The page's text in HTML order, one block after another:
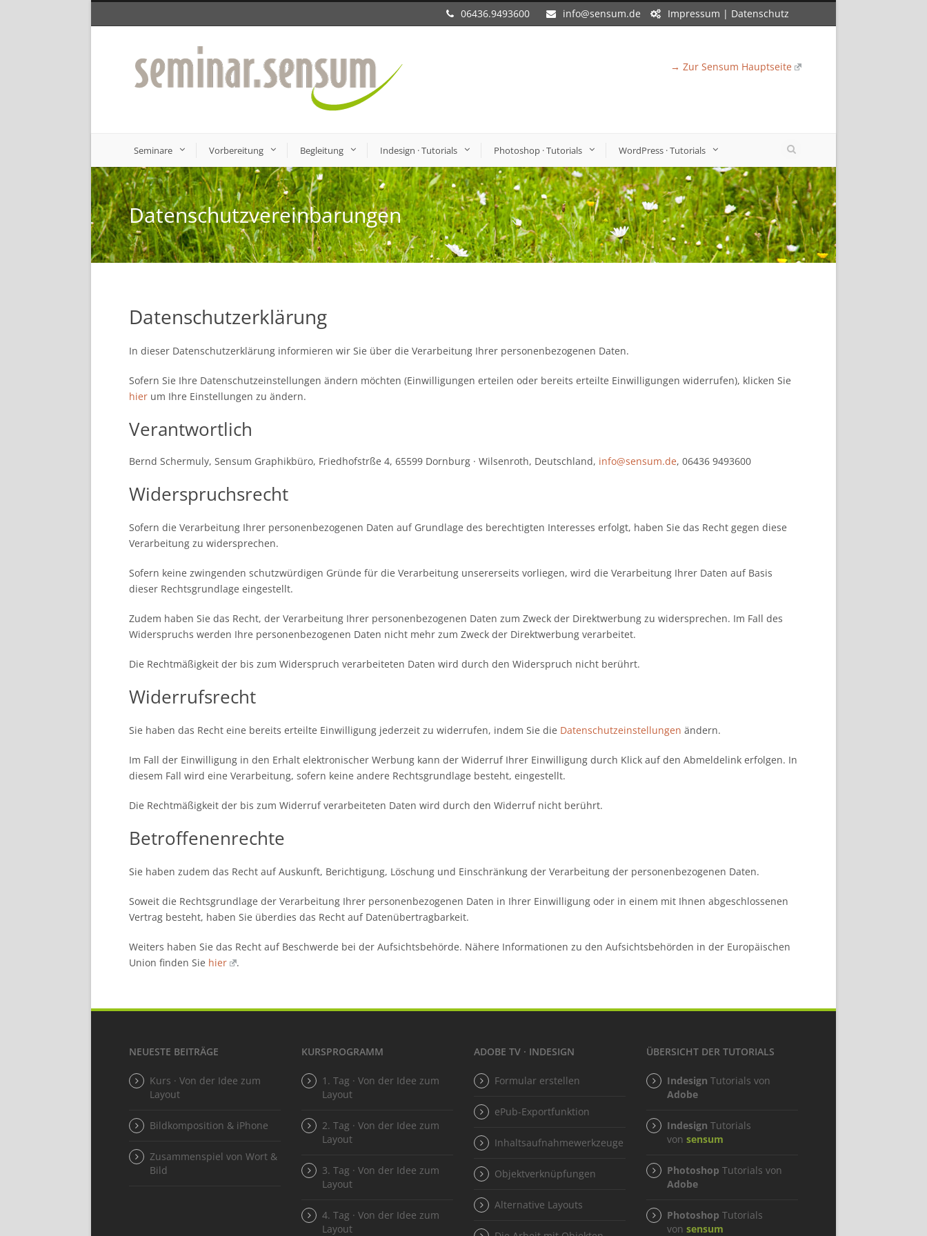
06436.9493600 info@sensum.de Impressum | Datenschutz
→ Zur Sensum Hauptseite
Seminare Vorbereitung Begleitung Indesign · Tutorials Photoshop · Tutorials WordPress · Tutorials
Datenschutzvereinbarungen
Datenschutzerklärung
In dieser Datenschutzerklärung informieren wir Sie über die Verarbeitung Ihrer personenbezogenen Daten.
Sofern Sie Ihre Datenschutzeinstellungen ändern möchten (Einwilligungen erteilen oder bereits erteilte Einwilligungen widerrufen), klicken Sie
hier um Ihre Einstellungen zu ändern.
Verantwortlich
Bernd Schermuly, Sensum Graphikbüro, Friedhofstrße 4, 65599 Dornburg · Wilsenroth, Deutschland, info@sensum.de, 06436 9493600
Widerspruchsrecht
Sofern die Verarbeitung Ihrer personenbezogenen Daten auf Grundlage des berechtigten Interesses erfolgt, haben Sie das Recht gegen diese
Verarbeitung zu widersprechen.
Sofern keine zwingenden schutzwürdigen Gründe für die Verarbeitung unsererseits vorliegen, wird die Verarbeitung Ihrer Daten auf Basis
dieser Rechtsgrundlage eingestellt.
Zudem haben Sie das Recht, der Verarbeitung Ihrer personenbezogenen Daten zum Zweck der Direktwerbung zu widersprechen. Im Fall des
Widerspruchs werden Ihre personenbezogenen Daten nicht mehr zum Zweck der Direktwerbung verarbeitet.
Die Rechtmäßigkeit der bis zum Widerspruch verarbeiteten Daten wird durch den Widerspruch nicht berührt.
Widerrufsrecht
Sie haben das Recht eine bereits erteilte Einwilligung jederzeit zu widerrufen, indem Sie die Datenschutzeinstellungen ändern.
Im Fall der Einwilligung in den Erhalt elektronischer Werbung kann der Widerruf Ihrer Einwilligung durch Klick auf den Abmeldelink erfolgen. In
diesem Fall wird eine Verarbeitung, sofern keine andere Rechtsgrundlage besteht, eingestellt.
Die Rechtmäßigkeit der bis zum Widerruf verarbeiteten Daten wird durch den Widerruf nicht berührt.
Betroffenenrechte
Sie haben zudem das Recht auf Auskunft, Berichtigung, Löschung und Einschränkung der Verarbeitung der personenbezogenen Daten.
Soweit die Rechtsgrundlage der Verarbeitung Ihrer personenbezogenen Daten in Ihrer Einwilligung oder in einem mit Ihnen abgeschlossenen
Vertrag besteht, haben Sie überdies das Recht auf Datenübertragbarkeit.
Weiters haben Sie das Recht auf Beschwerde bei der Aufsichtsbehörde. Nähere Informationen zu den Aufsichtsbehörden in der Europäischen
Union finden Sie hier .
NEUESTE BEITRÄGE
Kurs · Von der Idee zum
Layout
Bildkomposition & iPhone
Zusammenspiel von Wort &
Bild
KURSPROGRAMM
1. Tag · Von der Idee zum
Layout
2. Tag · Von der Idee zum
Layout
3. Tag · Von der Idee zum
Layout
4. Tag · Von der Idee zum
Layout
ADOBE TV · INDESIGN
Formular erstellen
ePub-Exportfunktion
Inhaltsaufnahmewerkzeuge
Objektverknüpfungen
Alternative Layouts
ÜBERSICHT DER TUTORIALS
Indesign Tutorials von
Adobe
Indesign Tutorials
von sensum
Photoshop Tutorials von
Adobe
Photoshop Tutorials
von sensum